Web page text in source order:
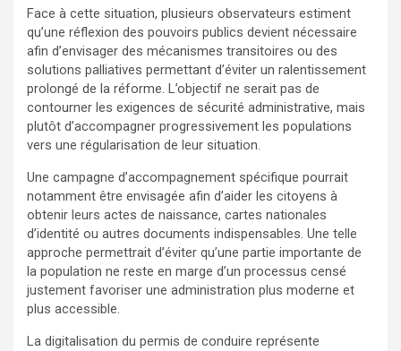
Face à cette situation, plusieurs observateurs estiment
qu’une réflexion des pouvoirs publics devient nécessaire
afin d’envisager des mécanismes transitoires ou des
solutions palliatives permettant d’éviter un ralentissement
prolongé de la réforme. L’objectif ne serait pas de
contourner les exigences de sécurité administrative, mais
plutôt d’accompagner progressivement les populations
vers une régularisation de leur situation.
Une campagne d’accompagnement spécifique pourrait
notamment être envisagée afin d’aider les citoyens à
obtenir leurs actes de naissance, cartes nationales
d’identité ou autres documents indispensables. Une telle
approche permettrait d’éviter qu’une partie importante de
la population ne reste en marge d’un processus censé
justement favoriser une administration plus moderne et
plus accessible.
La digitalisation du permis de conduire représente